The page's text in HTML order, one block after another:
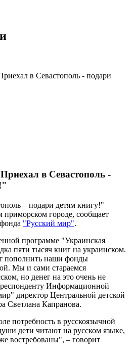
в Севастополь - подари
в Севастополь -
– подари детям книгу!"
приморском городе, сообщает
"Русский мир".
программе "Украинская
пяти тысяч книг на украинском.
пополнить наши фонды
Мы и сами стараемся
но денег на это очень не
Информационной
директор Центральной детской
Светлана Капранова.
потребность в русскоязычной
дети читают на русском языке,
востребованы", – говорит